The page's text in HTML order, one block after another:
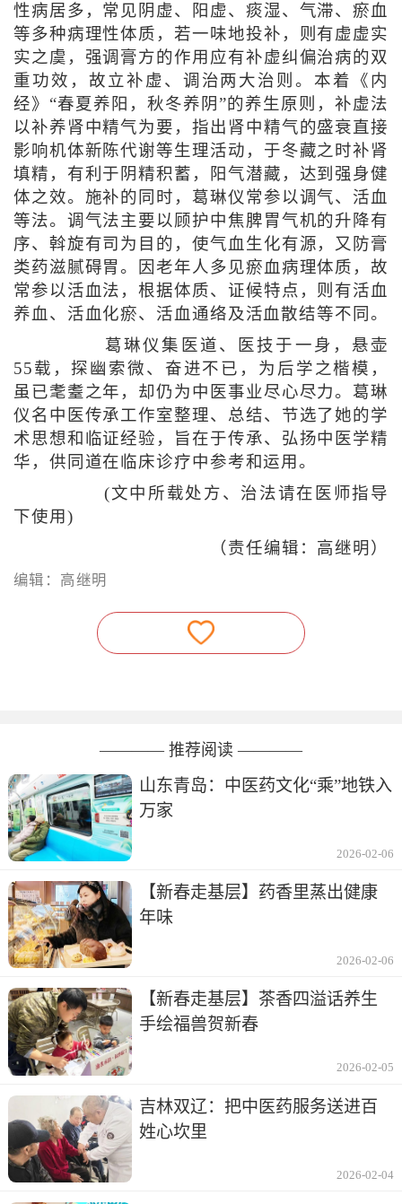
性病居多，常见阴虚、阳虚、痰湿、气滞、瘀血
等多种病理性体质，若一味地投补，则有虚虚实
实之虞，强调膏方的作用应有补虚纠偏治病的双
重功效，故立补虚、调治两大治则。本着《内
经》“春夏养阳，秋冬养阴”的养生原则，补虚法
以补养肾中精气为要，指出肾中精气的盛衰直接
影响机体新陈代谢等生理活动，于冬藏之时补肾
填精，有利于阴精积蓄，阳气潜藏，达到强身健
体之效。施补的同时，葛琳仪常参以调气、活血
等法。调气法主要以顾护中焦脾胃气机的升降有
序、斡旋有司为目的，使气血生化有源，又防膏
类药滋腻碍胃。因老年人多见瘀血病理体质，故
常参以活血法，根据体质、证候特点，则有活血
养血、活血化瘀、活血通络及活血散结等不同。
葛琳仪集医道、医技于一身，悬壶
55载，探幽索微、奋进不已，为后学之楷模，
虽已耄耋之年，却仍为中医事业尽心尽力。葛琳
仪名中医传承工作室整理、总结、节选了她的学
术思想和临证经验，旨在于传承、弘扬中医学精
华，供同道在临床诊疗中参考和运用。
(文中所载处方、治法请在医师指导
下使用)
（责任编辑：高继明）
编辑：高继明
———— 推荐阅读 ————
山东青岛：中医药文化“乘”地铁入
万家
2026-02-06
【新春走基层】药香里蒸出健康
年味
2026-02-06
【新春走基层】茶香四溢话养生
手绘福兽贺新春
2026-02-05
吉林双辽：把中医药服务送进百
姓心坎里
2026-02-04